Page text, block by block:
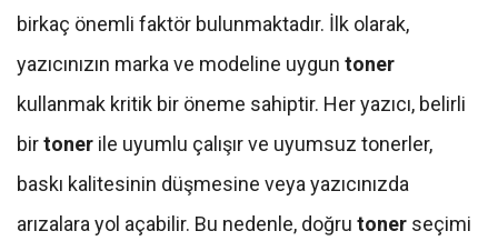
birkaç önemli faktör bulunmaktadır. İlk olarak,
yazıcınızın marka ve modeline uygun toner
kullanmak kritik bir öneme sahiptir. Her yazıcı, belirli
birtoner ile uyumlu çalışır ve uyumsuz tonerler,
baskı kalitesinin düşmesine veya yazıcınızda
arızalara yol açabilir. Bu nedenle, doğru toner seçimi